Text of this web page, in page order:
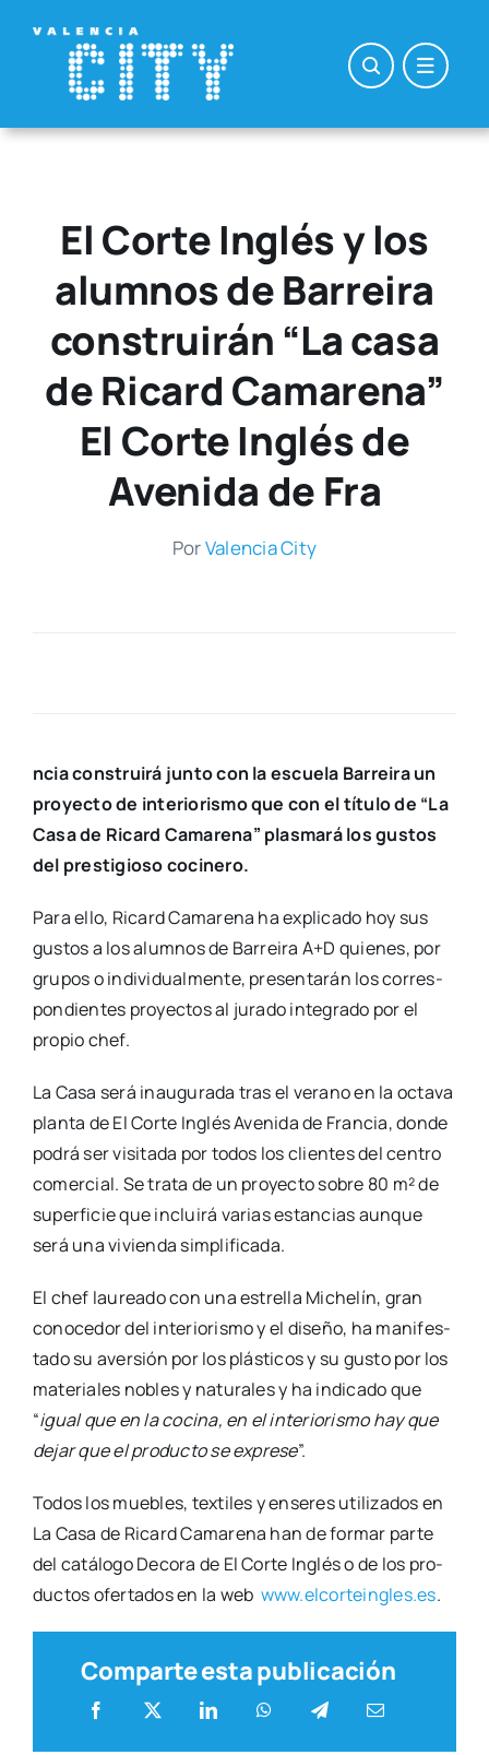
contenido
El Corte Inglés y los
alumnos de Barreira
construirán “La casa
de Ricard Camarena”
El Corte Inglés de
Avenida de Fra
PorValen­cia City
ncia cons­trui­rá jun­to con la escue­la Barrei­ra un
pro­yec­to de inte­rio­ris­mo que con el títu­lo de “La
Casa de Ricard Cama­re­na” plas­ma­rá los gus­tos
del pres­ti­gio­so coci­ne­ro.
Para ello, Ricard Cama­re­na ha expli­ca­do hoy sus
gus­tos a los alum­nos de Barrei­ra A+D quie­nes, por
gru­pos o indi­vi­dual­men­te, pre­sen­ta­rán los corres­
pon­dien­tes pro­yec­tos al jura­do inte­gra­do por el
pro­pio chef.
La Casa será inau­gu­ra­da tras el verano en la octa­va
plan­ta de El Cor­te Inglés Ave­ni­da de Fran­cia, don­de
podrá ser visi­ta­da por todos los clien­tes del cen­tro
comer­cial. Se tra­ta de un pro­yec­to sobre 80 m² de
super­fi­cie que inclui­rá varias estan­cias aun­que
será una vivien­da sim­pli­fi­ca­da.
El chef lau­rea­do con una estre­lla Miche­lín, gran
cono­ce­dor del inte­rio­ris­mo y el dise­ño, ha mani­fes­
ta­do su aver­sión por los plás­ti­cos y su gus­to por los
mate­ria­les nobles y natu­ra­les y ha indi­ca­do que
“igual que en la coci­na, en el inte­rio­ris­mo hay que
dejar que el pro­duc­to se expre­se”.
Todos los mue­bles, tex­ti­les y ense­res uti­li­za­dos en
La Casa de Ricard Cama­re­na han de for­mar par­te
del catá­lo­go Deco­ra de El Cor­te Inglés o de los pro­
duc­tos ofer­ta­dos en la web www.elcorteingles.es.
Comparte esta publicación